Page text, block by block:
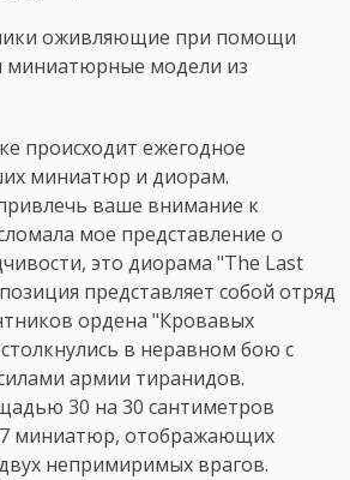
оживляющие при помощи
миниатюрные модели из
происходит ежегодное
миниатюр и диорам.
ваше внимание к
мое представление о
это диорама "The Last
представляет собой отряд
ордена "Кровавых
в неравном бою с
армии тиранидов.
30 на 30 сантиметров
миниатюр, отображающих
непримиримых врагов.